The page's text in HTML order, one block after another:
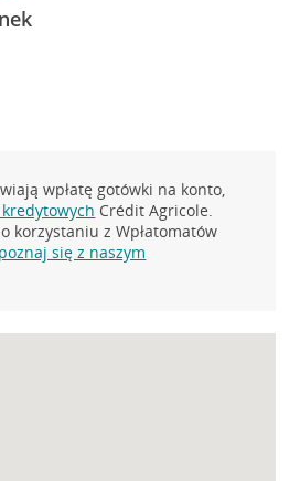
wpłatę gotówki na konto,
Crédit Agricole.
korzystaniu z Wpłatomatów
się z naszym